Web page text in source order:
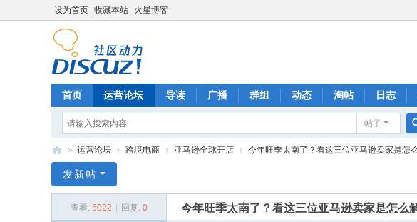
设为首页 收藏本站 火星博客
首页 运营论坛 导读 广播 群组 动态 淘帖 日志
帖子
商
» 运营论坛 › 跨境电商 › 亚马逊全球开店 › 今年旺季太南了？看这三位亚马逊卖家是怎
发新帖
查看: 5022 回复: 0 今年旺季太南了？看这三位亚马逊卖家是怎么